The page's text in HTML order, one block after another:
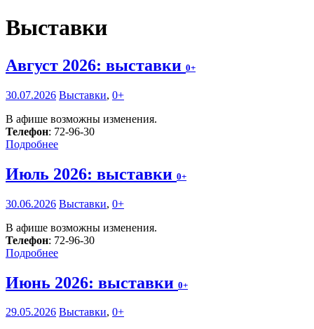
Выставки
Август 2026: выставки 0+
30.07.2026 Выставки, 0+
В афише возможны изменения.
Телефон: 72-96-30
Подробнее
Июль 2026: выставки 0+
30.06.2026 Выставки, 0+
В афише возможны изменения.
Телефон: 72-96-30
Подробнее
Июнь 2026: выставки 0+
29.05.2026 Выставки, 0+